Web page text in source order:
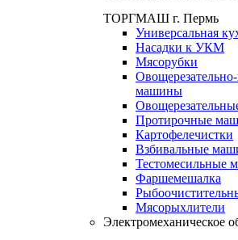
ТОРГМАШ г. Пермь
Универсальная
Насадки к УКМ
Мясорубки
машины
Протирочные
Картофелечистки
Взбивальные
Тестомесильные
Фаршемешалка
Мясорыхлители
Электромеханическое